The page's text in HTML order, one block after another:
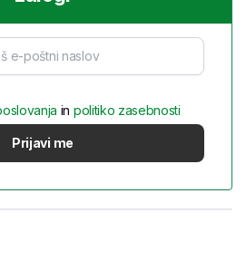
in politiko zasebnosti